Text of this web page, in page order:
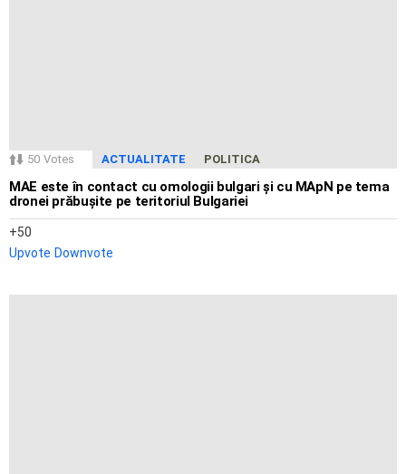
50 Votes ACTUALITATE POLITICA
MAE este în contact cu omologii bulgari și cu MApN pe tema
dronei prăbușite pe teritoriul Bulgariei
50
Upvote Downvote